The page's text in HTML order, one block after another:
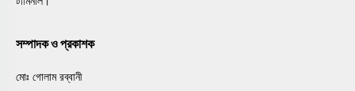
সম্পাদক ও প্রকাশক
মোঃ গোলাম রব্বানী